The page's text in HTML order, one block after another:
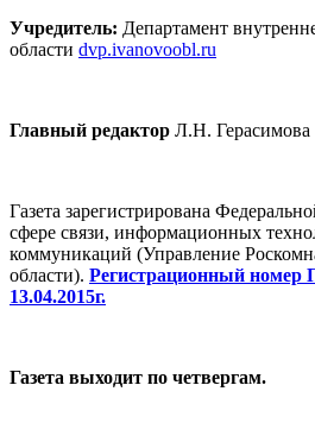
Учредитель: Департамент
области dvp.ivanovoobl.ru
Главный редактор Л.Н. Герасимова
Газета зарегистрирована
сфере связи, информационных
коммуникаций (Управление
области). Регистрационный
13.04.2015г.
Газета выходит по четвергам.